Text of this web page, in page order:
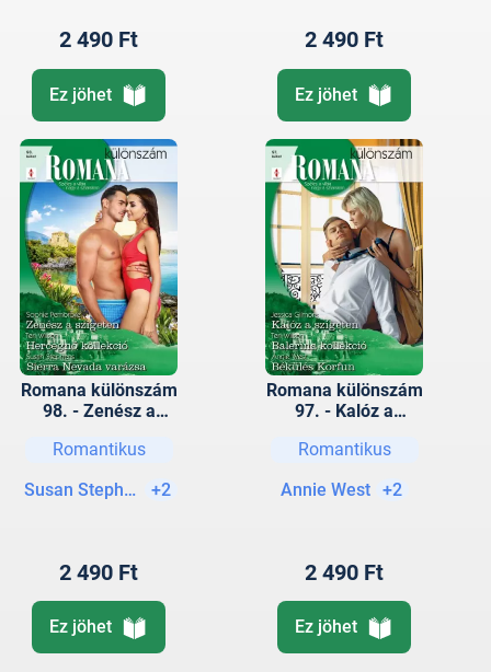
2 490 Ft
Ez jöhet
2 490 Ft
Ez jöhet
Romana különszám
98. - Zenész a
kollekció; Sierra
Romantikus
Susan Stephens+2
2 490 Ft
Ez jöhet
Romana különszám
97. - Kalóz a
kollekció; Békülés
Romantikus
Annie West
+2
2 490 Ft
Ez jöhet